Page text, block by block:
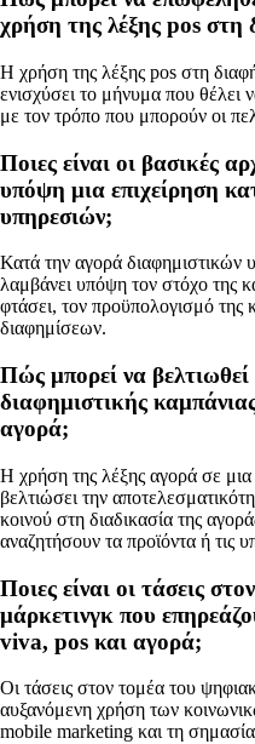
χρήση της λέξης pos στη
Η χρήση της λέξης pos στη
ενισχύσει το μήνυμα που θέλει
με τον τρόπο που μπορούν οι
Ποιες είναι οι βασικές
υπόψη μια επιχείρηση
υπηρεσιών;
Κατά την αγορά διαφημιστικών
λαμβάνει υπόψη τον στόχο της
φτάσει, τον προϋπολογισμό της
διαφημίσεων.
Πώς μπορεί να
διαφημιστικής
αγορά;
Η χρήση της λέξης αγορά σε μια
βελτιώσει την
κοινού στη διαδικασία της
αναζητήσουν τα προϊόντα ή τις
Ποιες είναι οι τάσεις
μάρκετινγκ που
viva, pos και αγορά;
Οι τάσεις στον τομέα του
αυξανόμενη χρήση των
mobile marketing και τη σημασία